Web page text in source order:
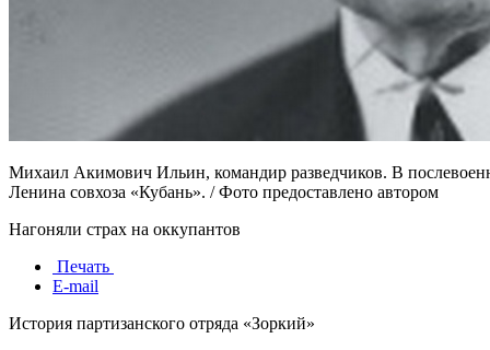
Михаил Акимович Ильин, командир разведчиков. В
Ленина совхоза «Кубань». / Фото предоставлено автором
Нагоняли страх на оккупантов
Печать
E-mail
История партизанского отряда «Зоркий»